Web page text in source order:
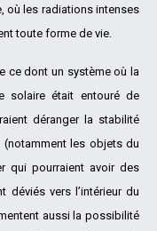
où les radiations intenses
toute forme de vie.
ce dont un système où la
solaire était entouré de
déranger la stabilité
les objets du
qui pourraient avoir des
déviés vers l’intérieur du
aussi la possibilité